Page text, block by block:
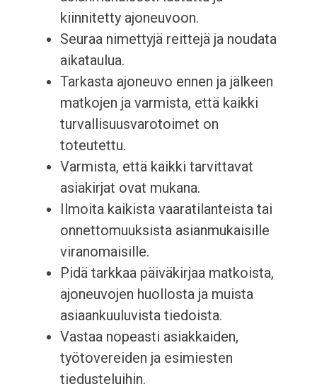
kiinnitetty ajoneuvoon.
Seuraa nimettyjä reittejä ja noudata
aikataulua.
Tarkasta ajoneuvo ennen ja jälkeen
matkojen ja varmista, että kaikki
turvallisuusvarotoimet on
toteutettu.
Varmista, että kaikki tarvittavat
asiakirjat ovat mukana.
Ilmoita kaikista vaaratilanteista tai
onnettomuuksista asianmukaisille
viranomaisille.
Pidä tarkkaa päiväkirjaa matkoista,
ajoneuvojen huollosta ja muista
asiaankuuluvista tiedoista.
Vastaa nopeasti asiakkaiden,
työtovereiden ja esimiesten
tiedusteluihin.